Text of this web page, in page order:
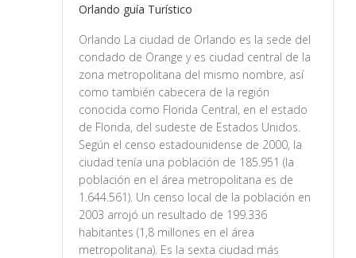
Orlando guía Turístico
Orlando La ciudad de Orlando es la sede del
condado de Orange y es ciudad central de la
zona metropolitana del mismo nombre, así
como también cabecera de la región
conocida como Florida Central, en el estado
de Florida, del sudeste de Estados Unidos.
Según el censo estadounidense de 2000, la
ciudad tenía una población de 185.951 (la
población en el área metropolitana es de
1.644.561). Un censo local de la población en
2003 arrojó un resultado de 199.336
habitantes (1,8 millones en el área
metropolitana). Es la sexta ciudad más